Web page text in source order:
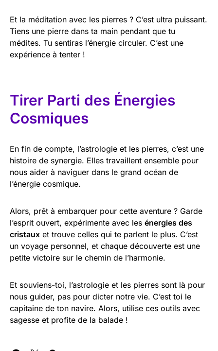
Et la méditation avec les pierres ? C’est ultra puissant.
Tiens une pierre dans ta main pendant que tu
médites. Tu sentiras l’énergie circuler. C’est une
expérience à tenter !
Tirer Parti des Énergies
Cosmiques
En fin de compte, l’astrologie et les pierres, c’est une
histoire de synergie. Elles travaillent ensemble pour
nous aider à naviguer dans le grand océan de
l’énergie cosmique.
Alors, prêt à embarquer pour cette aventure ? Garde
l’esprit ouvert, expérimente avec les énergies des
cristaux et trouve celles qui te parlent le plus. C’est
un voyage personnel, et chaque découverte est une
petite victoire sur le chemin de l’harmonie.
Et souviens-toi, l’astrologie et les pierres sont là pour
nous guider, pas pour dicter notre vie. C’est toi le
capitaine de ton navire. Alors, utilise ces outils avec
sagesse et profite de la balade !